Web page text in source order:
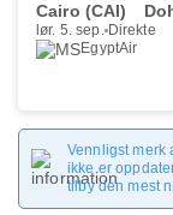
Cairo (CAI)
lør. 5. sep. Direkte
EgyptAir
Vennligst merk
ikke er
tilby den mest